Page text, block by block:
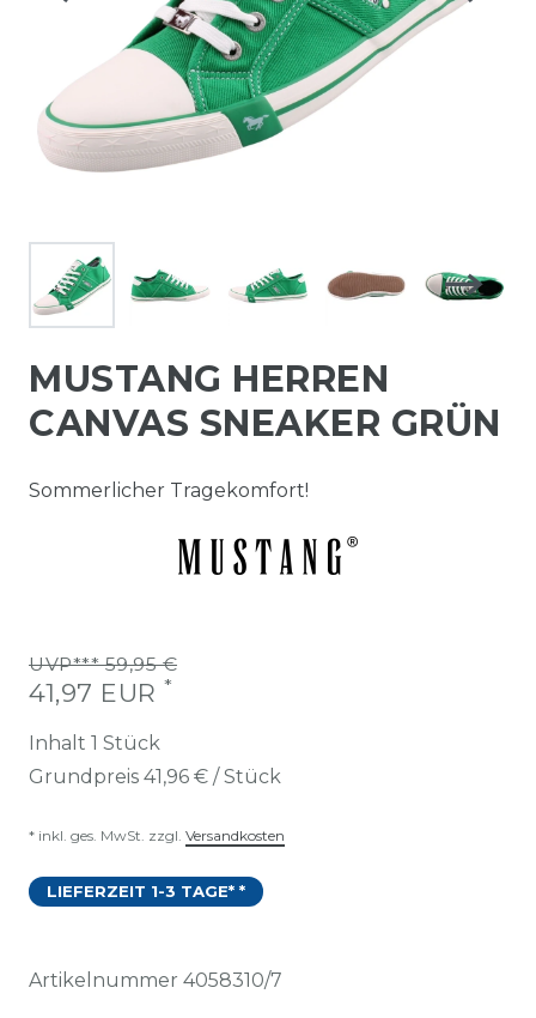
MUSTANG HERREN
CANVAS SNEAKER GRÜN
Sommerlicher Tragekomfort!
UVP*** 59,95 €
41,97 EUR *
Inhalt 1 Stück
Grundpreis 41,96 € / Stück
* inkl. ges. MwSt. zzgl. Versandkosten
LIEFERZEIT 1-3 TAGE* *
Artikelnummer 4058310/7